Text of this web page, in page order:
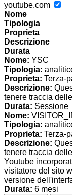
youtube.com
Nome
Tipologia
Proprieta
Descrizione
Durata
Nome: YSC
Tipologia:
Proprieta: Terza-
Descrizione:
tenere traccia
Durata: Sessione
Nome:
Tipologia:
Proprieta: Terza-
Descrizione:
tenere traccia
Youtube
visitatore del sito
versione
Durata: 6 mesi